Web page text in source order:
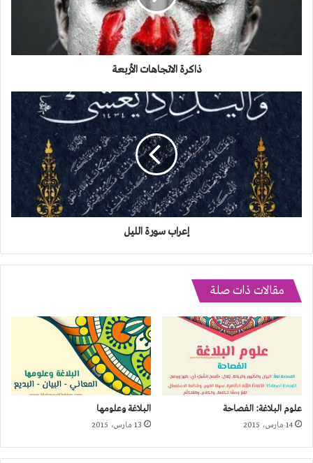
ذاكرة الاتجاهات الأربعة
سورة
إعراب سورة الليل
مقالات ذات صلة
علوم البلاغة: الفصاحة
14 مارس، 2015
البلاغة وعلومها
13 مارس، 2015